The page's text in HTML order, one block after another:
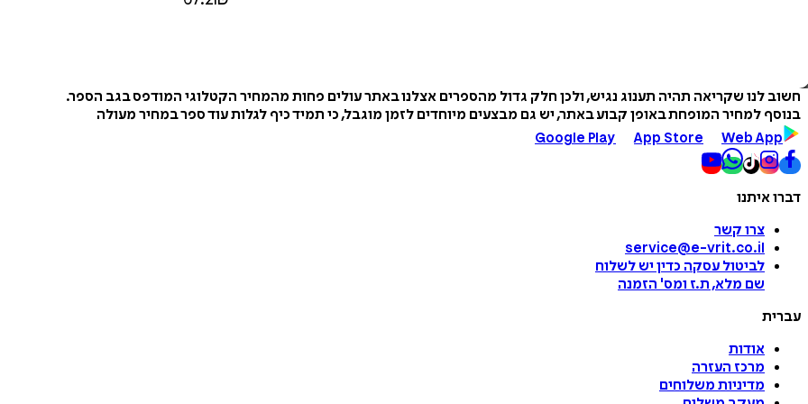
חשוב לנו שקריאה תהיה תענוג נגיש, ולכן חלק גדול מהספרים אצלנו באתר עולים פחות מהמחיר הקטלוגי המודפס בגב הספר.
בנוסף למחיר המופחת באופן קבוע באתר, יש גם מבצעים מיוחדים לזמן מוגבל, כי תמיד כיף לגלות עוד ספר במחיר מעולה
Google Play
App Store Web App
דברו איתנו
צרו קשר
service@e-vrit.co.il
לביטול עסקה כדין יש לשלוח
שם מלא, ת.ז ומס' הזמנה
עברית
אודות
מרכז העזרה
מדיניות משלוחים